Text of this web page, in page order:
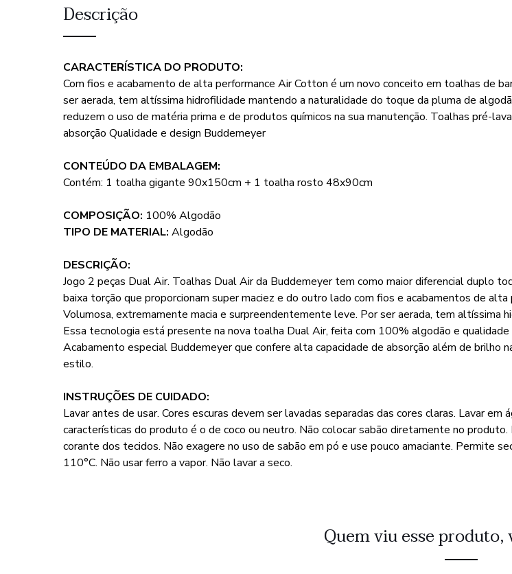
Descrição
CARACTERÍSTICA DO PRODUTO:
Com fios e acabamento de alta performance Air Cotton é um novo conceito em toalhas de
ser aerada, tem altíssima hidrofilidade mantendo a naturalidade do toque da pluma de
reduzem o uso de matéria prima e de produtos químicos na sua manutenção. Toalhas pré-
absorção Qualidade e design Buddemeyer
CONTEÚDO DA EMBALAGEM:
Contém: 1 toalha gigante 90x150cm + 1 toalha rosto 48x90cm
COMPOSIÇÃO: 100% Algodão
TIPO DE MATERIAL: Algodão
DESCRIÇÃO:
Jogo 2 peças Dual Air. Toalhas Dual Air da Buddemeyer tem como maior diferencial duplo
baixa torção que proporcionam super maciez e do outro lado com fios e acabamentos de
Volumosa, extremamente macia e surpreendentemente leve. Por ser aerada, tem altíssima
Essa tecnologia está presente na nova toalha Dual Air, feita com 100% algodão e
Acabamento especial Buddemeyer que confere alta capacidade de absorção além de brilho
estilo.
INSTRUÇÕES DE CUIDADO:
Lavar antes de usar. Cores escuras devem ser lavadas separadas das cores claras. Lavar
características do produto é o de coco ou neutro. Não colocar sabão diretamente no
corante dos tecidos. Não exagere no uso de sabão em pó e use pouco amaciante. Permite
110°C. Não usar ferro a vapor. Não lavar a seco.
Quem viu esse